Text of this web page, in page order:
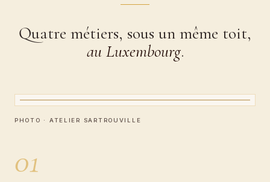
Quatre métiers, sous un même toit,
au Luxembourg.
PHOTO · ATELIER SARTROUVILLE
01